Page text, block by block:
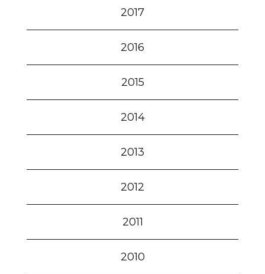
2017
2016
2015
2014
2013
2012
2011
2010